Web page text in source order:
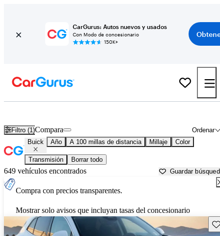
CarGurus: Autos nuevos y usados
Con Modo de concesionario
150K+
Filtro (1) Ordenar
Compara
Buick Año A 100 millas de distancia Millaje Color
Transmisión Borrar todo
649 vehículos encontrados Guardar
Compra con precios transparentes.
Mostrar solo avisos que incluyan tasas del concesionario